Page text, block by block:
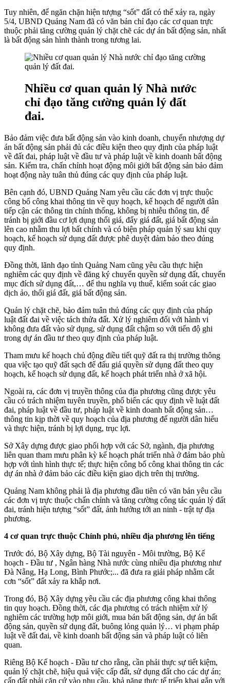
Tuy nhiên, để ngăn chặn hiện tượng “sốt” đất có thể xảy ra, ngày
5/4, UBND Quảng Nam đã có văn bản chỉ đạo các cơ quan trực
thuộc phải tăng cường quản lý chặt chẽ các dự án bất động sản, nhất
là bất động sản hình thành trong tương lai.
Nhiều cơ quan quản lý Nhà nước
chỉ đạo tăng cường quản lý đất
đai.
Bảo đảm việc đưa bất động sản vào kinh doanh, chuyển nhượng dự
án bất động sản phải đủ các điều kiện theo quy định của pháp luật
về đất đai, pháp luật về đầu tư và pháp luật về kinh doanh bất động
sản. Kiểm tra, chấn chỉnh hoạt động môi giới bất động sản bảo đảm
hoạt động này tuân thủ đúng các quy định của pháp luật.
Bên cạnh đó, UBND Quảng Nam yêu cầu các đơn vị trực thuộc
công bố công khai thông tin về quy hoạch, kế hoạch để người dân
tiếp cận các thông tin chính thống, không bị nhiễu thông tin, để
tránh bị giới đầu cơ lợi dụng thổi giá, đẩy giá đất, giá bất động sản
lên cao nhằm thu lợi bất chính và có biện pháp quản lý sau khi quy
hoạch, kế hoạch sử dụng đất được phê duyệt đảm bảo theo đúng
quy định.
Đồng thời, lãnh đạo tỉnh Quảng Nam cũng yêu cầu thực hiện
nghiêm các quy định về đăng ký chuyển quyền sử dụng đất, chuyển
mục đích sử dụng đất,… để thu nghĩa vụ thuế, kiểm soát các giao
dịch ảo, thổi giá đất, giá bất động sản.
Quản lý chặt chẽ, bảo đảm tuân thủ đúng các quy định của pháp
luật đất đai về việc tách thửa đất. Xử lý nghiêm đối với hành vi
không đưa đất vào sử dụng, sử dụng đất chậm so với tiến độ ghi
trong dự án đầu tư theo quy định của pháp luật.
Tham mưu kế hoạch chủ động điều tiết quỹ đất ra thị trường thông
qua việc tạo quỹ đất sạch để đấu giá quyền sử dụng đất theo quy
hoạch, kế hoạch sử dụng đất, kế hoạch phát triển nhà ở xã hội.
Ngoài ra, các đơn vị truyền thông của địa phương cũng được yêu
cầu có trách nhiệm tuyên truyền, phố biến các quy định về luật đất
đai, pháp luật về đầu tư, pháp luật về kinh doanh bất động sản…
thông tin kịp thời về quy hoạch của địa phương để người dân hiểu
và thực hiện, tránh bị lợi dụng, trục lợi.
Sở Xây dựng được giao phối hợp với các Sở, ngành, địa phương
liên quan tham mưu phân kỳ kế hoạch phát triển nhà ở đảm bảo phù
hợp với tình hình thực tế; thực hiện công bố công khai thông tin các
dự án nhà ở đảm bảo các điều kiện giao dịch trên thị trường.
Quảng Nam không phải là địa phương đầu tiên có văn bản yêu cầu
các đơn vị trực thuộc chấn chỉnh và tăng cường công tác quản lý đất
đai, tránh hiện tượng “sốt” đất, ảnh hưởng tới an ninh - trật tự địa
phương.
4 cơ quan trực thuộc Chính phủ, nhiều địa phương lên tiếng
Trước đó, Bộ Xây dựng, Bộ Tài nguyên - Môi trường, Bộ Kế
hoạch - Đầu tư , Ngân hàng Nhà nước cùng nhiều địa phương như
Đà Nẵng, Hạ Long, Bình Phước;... đã đưa ra giải pháp nhằm cắt
cơn “sốt” đất xảy ra khắp nơi.
Trong đó, Bộ Xây dựng yêu cầu các địa phương công khai thông
tin quy hoạch. Đồng thời, các địa phương có trách nhiệm xử lý
nghiêm các trường hợp môi giới, mua bán bất động sản, dự án bất
động sản, quyền sử dụng đất, buông lỏng quản lý… vi phạm pháp
luật về đất đai, về kinh doanh bất động sản và pháp luật có liên
quan.
Riêng Bộ Kế hoạch - Đầu tư cho rằng, cần phải thực sự tiết kiệm,
quản lý chặt chẽ, hiệu quả việc cấp đất, sử dụng đất cho các dự án;
cấp đất phải căn cứ vào nhu cầu, khả năng thực tế triển khai gắn với